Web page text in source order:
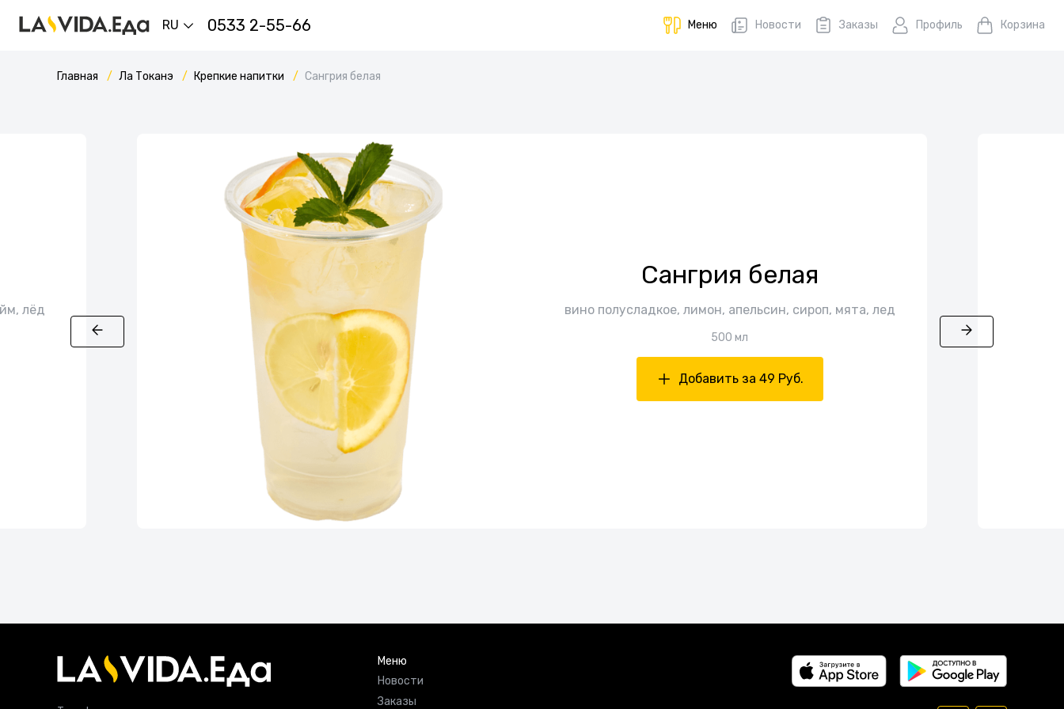
RU 0533 2-55-66 Меню Новости Заказы Профиль Корзина
Главная Ла Токанэ Крепкие напитки Сангрия белая
лёд
Сангрия белая
вино полусладкое, лимон, апельсин, сироп, мята, лед
500 мл
Добавить за 49 Руб.
Меню
Новости
Заказы